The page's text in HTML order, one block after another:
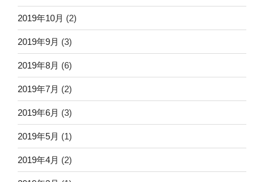
2019年10月 (2)
2019年9月 (3)
2019年8月 (6)
2019年7月 (2)
2019年6月 (3)
2019年5月 (1)
2019年4月 (2)